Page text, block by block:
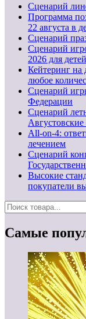
Cценарий
Программа
22 августа в
Сценарий
Сценарий
2026 для детей
Кейтеринг на
любое
Сценарий
Федерации
Сценарий
All-on-4:
лечением
Сценарий
Высокие
покупатели
Самые